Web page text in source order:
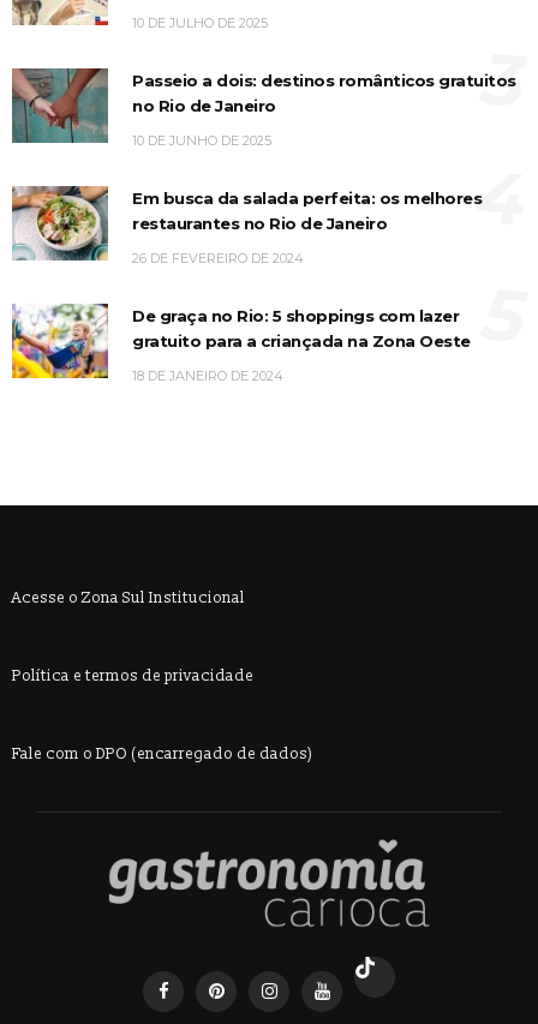
10 DE JULHO DE 2025
Passeio a dois: destinos românticos gratuitos
no Rio de Janeiro
10 DE JUNHO DE 2025
3
Em busca da salada perfeita: os melhores
restaurantes no Rio de Janeiro
26 DE FEVEREIRO DE 2024
4
De graça no Rio: 5 shoppings com lazer
gratuito para a criançada na Zona Oeste
18 DE JANEIRO DE 2024
Acesse o Zona Sul Institucional
Política e termos de privacidade
Fale com o DPO (encarregado de dados)